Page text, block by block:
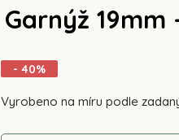
Garnýž 19mm
- 40%
Vyrobeno na míru podle